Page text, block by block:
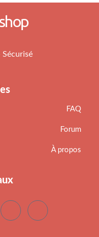
Sécurisé
FAQ
Forum
À propos